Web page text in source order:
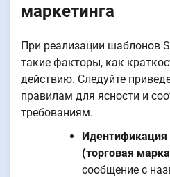
маркетинга
При реализации шаблонов
такие факторы, как
действию. Следуйте
правилам для ясности и
требованиям.
Идентификация
(торговая
сообщение с